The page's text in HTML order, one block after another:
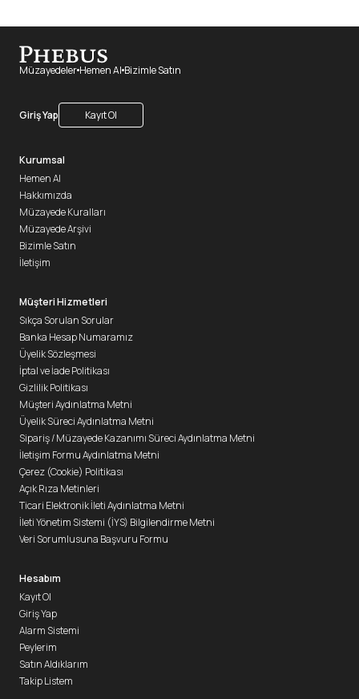
Müzayedeler Hemen Al Bizimle Satın
Giriş Yap Kayıt Ol
Kurumsal
Hemen Al
Hakkımızda
Müzayede Kuralları
Müzayede Arşivi
Bizimle Satın
İletişim
Müşteri Hizmetleri
Sıkça Sorulan Sorular
Banka Hesap Numaramız
Üyelik Sözleşmesi
İptal ve İade Politikası
Gizlilik Politikası
Müşteri Aydınlatma Metni
Üyelik Süreci Aydınlatma Metni
Sipariş / Müzayede Kazanımı Süreci Aydınlatma Metni
İletişim Formu Aydınlatma Metni
Çerez (Cookie) Politikası
Açık Rıza Metinleri
Ticari Elektronik İleti Aydınlatma Metni
İleti Yönetim Sistemi (İYS) Bilgilendirme Metni
Veri Sorumlusuna Başvuru Formu
Hesabım
Kayıt Ol
Giriş Yap
Alarm Sistemi
Peylerim
Satın Aldıklarım
Takip Listem